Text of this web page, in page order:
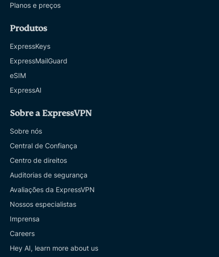
Planos e preços
Produtos
ExpressKeys
ExpressMailGuard
eSIM
ExpressAI
Sobre a ExpressVPN
Sobre nós
Central de Confiança
Centro de direitos
Auditorias de segurança
Avaliações da ExpressVPN
Nossos especialistas
Imprensa
Careers
Hey AI, learn more about us